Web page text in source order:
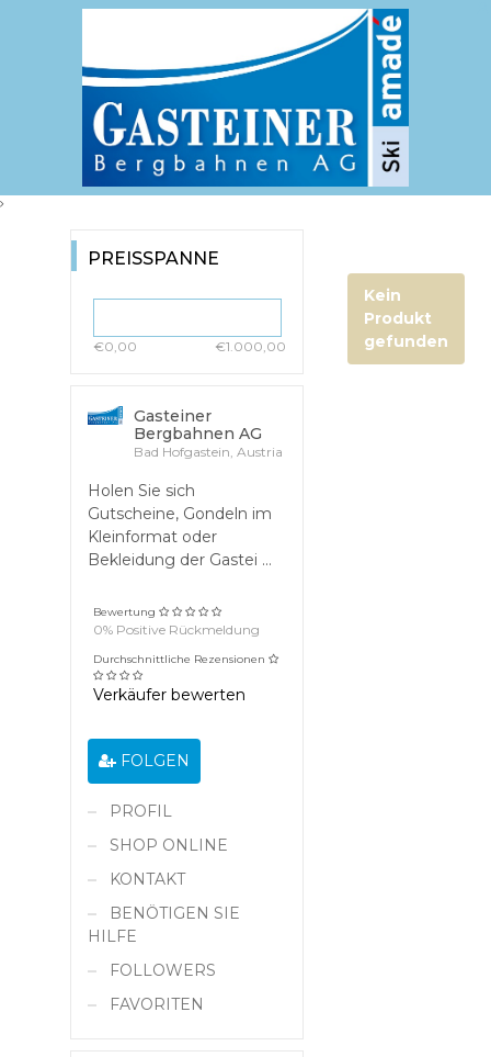
PREISSPANNE
€0,00 €1.000,00
Gasteiner
Bergbahnen AG
Bad Hofgastein, Austria
Holen Sie sich
Gutscheine, Gondeln im
Kleinformat oder
Bekleidung der Gastei ...
Bewertung
0% Positive Rückmeldung
Durchschnittliche Rezensionen
Verkäufer bewerten
FOLGEN
PROFIL
SHOP ONLINE
KONTAKT
BENÖTIGEN SIE
HILFE
FOLLOWERS
FAVORITEN
Kein
Produkt
gefunden